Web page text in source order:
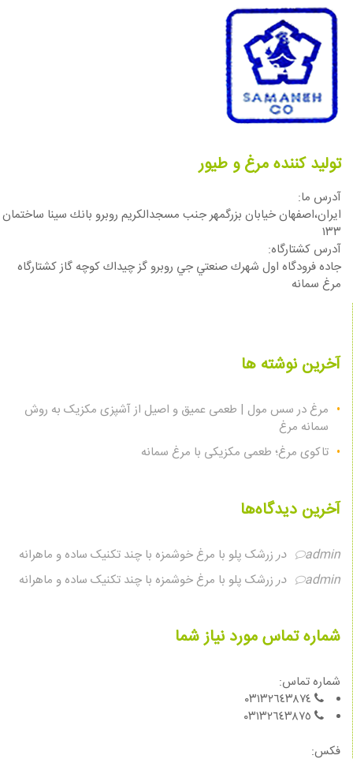
تولید کننده مرغ و طیور
آدرس ما:
ایران،اصفهان خيابان بزرگمهر جنب مسجدالكريم روبرو بانك سينا ساختمان
١٣٣
آدرس كشتارگاه:
جاده فرودگاه اول شهرك صنعتي جي روبرو گز چيداك كوچه گاز كشتارگاه
مرغ سمانه
آخرین نوشته ها
مرغ در سس مول | طعمی عمیق و اصیل از آشپزی مکزیک به روش
سمانه مرغ
تاکوی مرغ؛ طعمی مکزیکی با مرغ سمانه
آخرین دیدگاه‌ها
admin درزرشک پلو با مرغ خوشمزه با چند تکنیک ساده و ماهرانه
admin
درزرشک پلو با مرغ خوشمزه با چند تکنیک ساده و ماهرانه
شماره تماس مورد نیاز شما
شماره تماس:
فكس: